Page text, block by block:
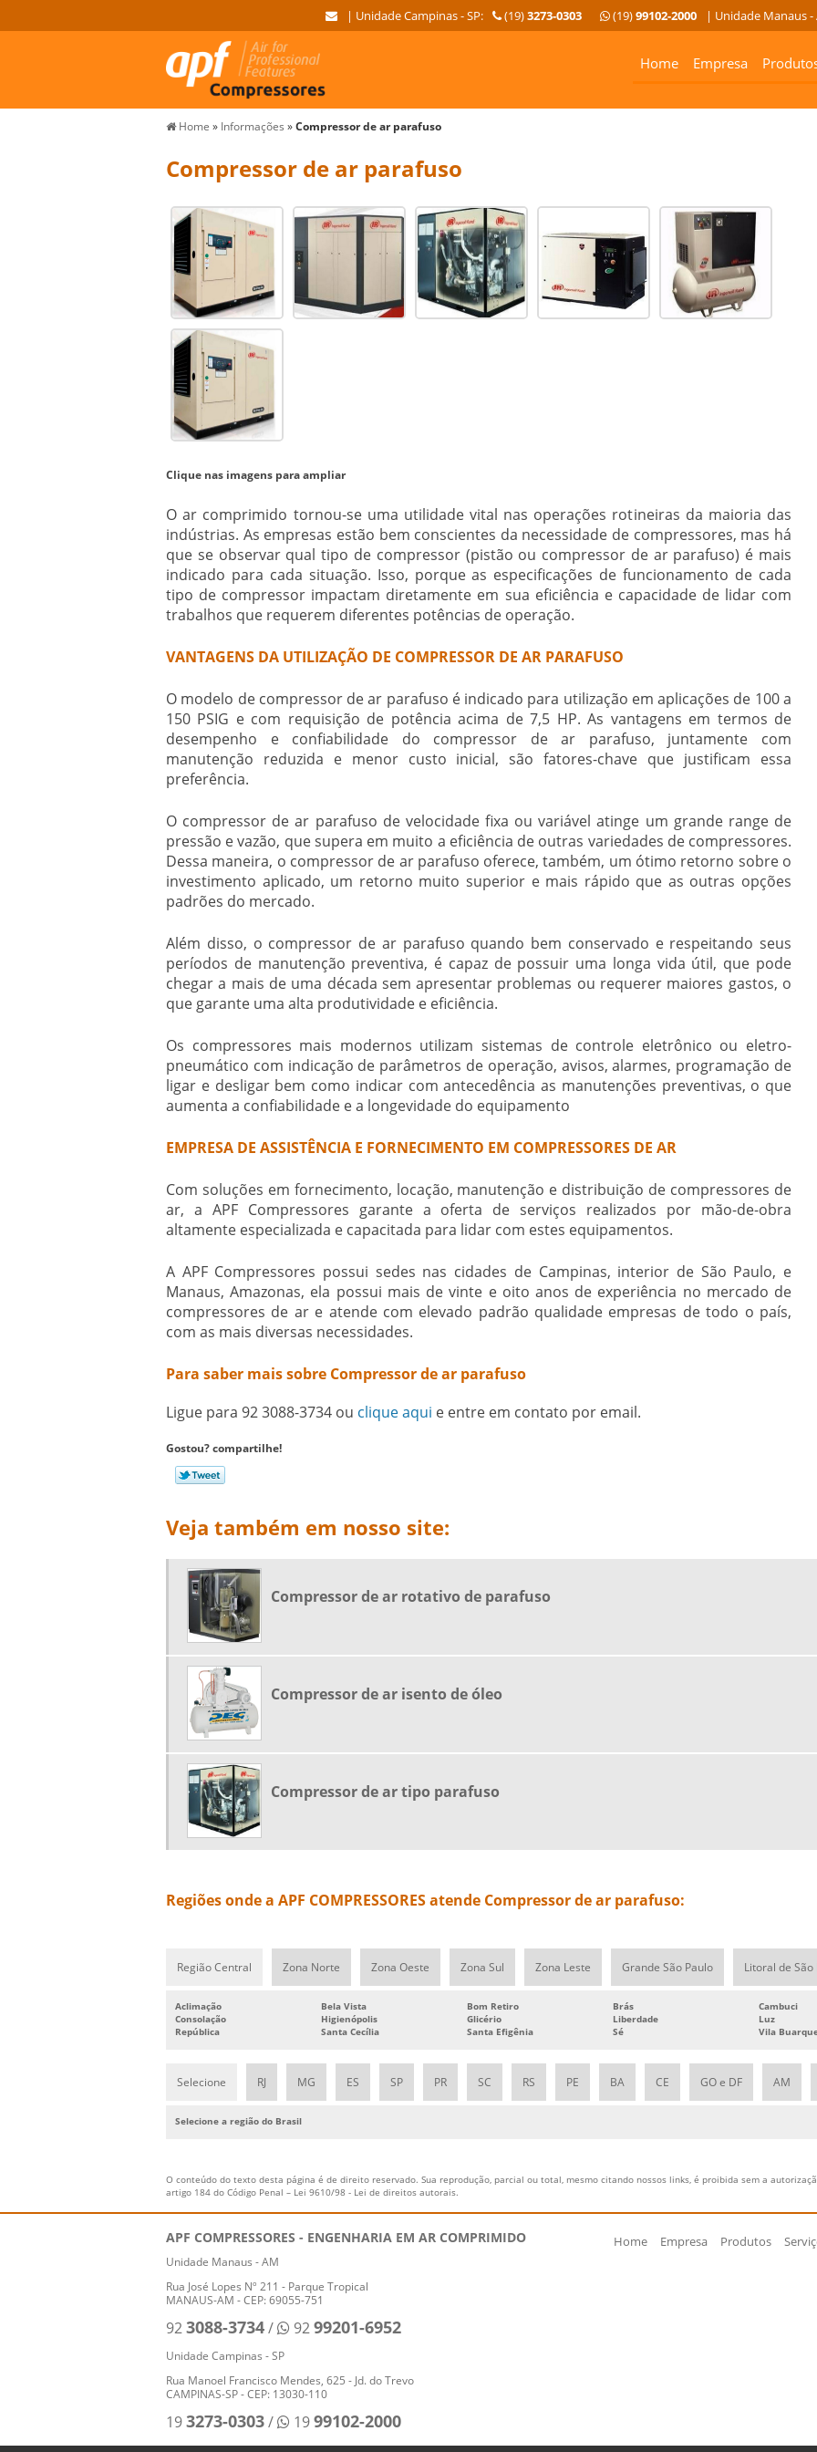
| Unidade Manaus -
(19)99102-2000
(19)3273-0303
| Unidade Campinas - SP:
Home Empresa
Home » Informações »Compressor de ar parafuso
Compressor de ar parafuso
Clique nas imagens para ampliar
O ar comprimido tornou-se uma utilidade vital nas operações rotineiras da maioria das
indústrias. As empresas estão bem conscientes da necessidade de compressores, mas há
que se observar qual tipo de compressor (pistão ou compressor de ar parafuso) é mais
indicado para cada situação. Isso, porque as especificações de funcionamento de cada
tipo de compressor impactam diretamente em sua eficiência e capacidade de lidar com
trabalhos que requerem diferentes potências de operação.
VANTAGENS DA UTILIZAÇÃO DE COMPRESSOR DE AR PARAFUSO
O modelo de compressor de ar parafuso é indicado para utilização em aplicações de 100 a
150 PSIG e com requisição de potência acima de 7,5 HP. As vantagens em termos de
desempenho e confiabilidade do compressor de ar parafuso, juntamente com
manutenção reduzida e menor custo inicial, são fatores-chave que justificam essa
preferência.
O compressor de ar parafuso de velocidade fixa ou variável atinge um grande range de
pressão e vazão, que supera em muito a eficiência de outras variedades de compressores.
Dessa maneira, o compressor de ar parafuso oferece, também, um ótimo retorno sobre o
investimento aplicado, um retorno muito superior e mais rápido que as outras opções
padrões do mercado.
Além disso, o compressor de ar parafuso quando bem conservado e respeitando seus
períodos de manutenção preventiva, é capaz de possuir uma longa vida útil, que pode
chegar a mais de uma década sem apresentar problemas ou requerer maiores gastos, o
que garante uma alta produtividade e eficiência.
Os compressores mais modernos utilizam sistemas de controle eletrônico ou eletro-
pneumático com indicação de parâmetros de operação, avisos, alarmes, programação de
ligar e desligar bem como indicar com antecedência as manutenções preventivas, o que
aumenta a confiabilidade e a longevidade do equipamento
EMPRESA DE ASSISTÊNCIA E FORNECIMENTO EM COMPRESSORES DE AR
Com soluções em fornecimento, locação, manutenção e distribuição de compressores de
ar, a APF Compressores garante a oferta de serviços realizados por mão-de-obra
altamente especializada e capacitada para lidar com estes equipamentos.
A APF Compressores possui sedes nas cidades de Campinas, interior de São Paulo, e
Manaus, Amazonas, ela possui mais de vinte e oito anos de experiência no mercado de
compressores de ar e atende com elevado padrão qualidade empresas de todo o país,
com as mais diversas necessidades.
Para saber mais sobre Compressor de ar parafuso
Ligue para 92 3088-3734 ou clique aqui e entre em contato por email.
Gostou? compartilhe!
Veja também em nosso site:
Compressor de ar rotativo de parafuso
Compressor de ar isento de óleo
Compressor de ar tipo parafuso
Regiões onde a APF COMPRESSORES atende Compressor de ar parafuso:
Região Central Zona Norte Zona Oeste Zona Sul Zona Leste Grande São Paulo Litoral de São
Aclimação Bela Vista Bom Retiro Brás Cambuci
Consolação
Higienópolis Glicério Liberdade Luz
República
Santa Cecília Santa Efigênia Sé Vila
Selecione RJ MG ES SP PR SC RS PE BA CE GO e DF AM
Selecione a região do Brasil
O conteúdo do texto desta página é de direito reservado. Sua reprodução, parcial ou total, mesmo citando nossos links, é proibida sem a
artigo 184 do Código Penal – Lei 9610/98 - Lei de direitos autorais.
APF COMPRESSORES - ENGENHARIA EM AR COMPRIMIDO
Unidade Manaus - AM
Rua José Lopes Nº 211 - Parque Tropical
MANAUS-AM - CEP: 69055-751
923088-3734/ 9299201-6952
Unidade Campinas - SP
Rua Manoel Francisco Mendes, 625 - Jd. do Trevo
CAMPINAS-SP - CEP: 13030-110
193273-0303/ 1999102-2000
Home Empresa Produtos